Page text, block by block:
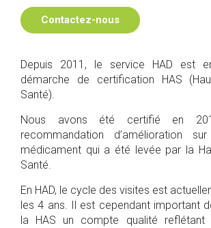
Contactez-nous
Depuis 2011, le service HAD est
démarche de certification HAS
Santé).
Nous avons été certifié en
recommandation d’amélioration
médicament qui a été levée par la
Santé.
En HAD, le cycle des visites est
les 4 ans. Il est cependant important
la HAS un compte qualité reflétant